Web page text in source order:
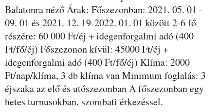
Balatonra néző Árak: Főszezonban: 2021. 05. 01 -
09. 01 és 2021. 12. 19-2022. 01. 01 között 2-6 fő
részére: 60 000 Ft/éj + idegenforgalmi adó (400
Ft/fő/éj) Főszezonon kívül: 45000 Ft/éj +
idegenforgalmi adó (400 Ft/fő/éj) Klíma: 2000
Ft/nap/klíma, 3 db klíma van Minimum foglalás: 3
éjszaka az elő és utószezonban A főszezonban egy
hetes turnusokban, szombati érkezéssel.